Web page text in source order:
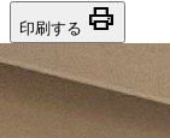
印刷する print